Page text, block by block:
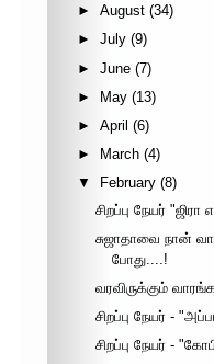
►August (34)
►July (9)
►June (7)
►
May (13)
►April (6)
►
March (4)
▼
February (8)
சிறப்பு நேயர்
சுஜாதாவை நான்
போது....!
வரவிருக்கும்
சிறப்பு நேயர் -
சிறப்பு நேயர் -